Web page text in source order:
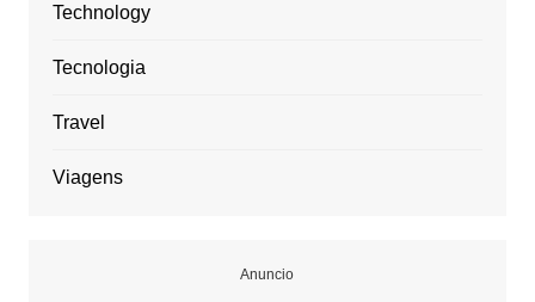
Technology
Tecnologia
Travel
Viagens
Anuncio